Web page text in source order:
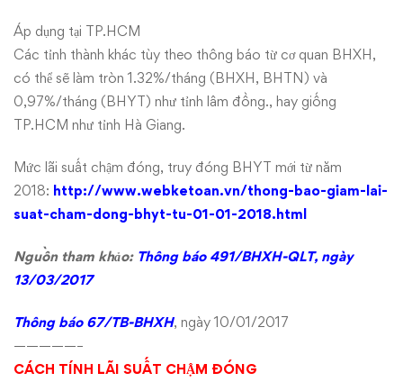
cấp
ốm
đau,
thai
sản
cho
người
lao
động
Áp dụng tại TP.HCM
Các tỉnh thành khác tùy theo thông báo từ cơ quan BHXH,
có thể sẽ làm tròn 1.32%/tháng (BHXH, BHTN) và
0,97%/tháng (BHYT) như tỉnh lâm đồng., hay giống
TP.HCM như tỉnh Hà Giang.
Mức lãi suất chậm đóng, truy đóng BHYT mới từ năm
2018: http://www.webketoan.vn/thong-bao-giam-lai-
suat-cham-dong-bhyt-tu-01-01-2018.html
Nguồn tham khảo: Thông báo 491/BHXH-QLT, ngày
13/03/2017
Thông báo 67/TB-BHXH, ngày 10/01/2017
—————–
CÁCH TÍNH LÃI SUẤT CHẬM ĐÓNG